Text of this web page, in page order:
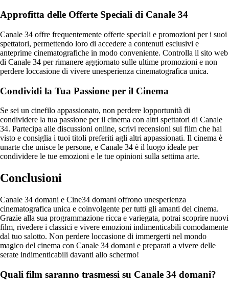
Approfitta delle Offerte Speciali di Canale 34
Canale 34 offre frequentemente offerte speciali e promozioni per i suoi
spettatori, permettendo loro di accedere a contenuti esclusivi e
anteprime cinematografiche in modo conveniente. Controlla il sito web
di Canale 34 per rimanere aggiornato sulle ultime promozioni e non
perdere loccasione di vivere unesperienza cinematografica unica.
Condividi la Tua Passione per il Cinema
Se sei un cinefilo appassionato, non perdere lopportunità di
condividere la tua passione per il cinema con altri spettatori di Canale
34. Partecipa alle discussioni online, scrivi recensioni sui film che hai
visto e consiglia i tuoi titoli preferiti agli altri appassionati. Il cinema è
unarte che unisce le persone, e Canale 34 è il luogo ideale per
condividere le tue emozioni e le tue opinioni sulla settima arte.
Conclusioni
Canale 34 domani e Cine34 domani offrono unesperienza
cinematografica unica e coinvolgente per tutti gli amanti del cinema.
Grazie alla sua programmazione ricca e variegata, potrai scoprire nuovi
film, rivedere i classici e vivere emozioni indimenticabili comodamente
dal tuo salotto. Non perdere loccasione di immergerti nel mondo
magico del cinema con Canale 34 domani e preparati a vivere delle
serate indimenticabili davanti allo schermo!
Quali film saranno trasmessi su Canale 34 domani?